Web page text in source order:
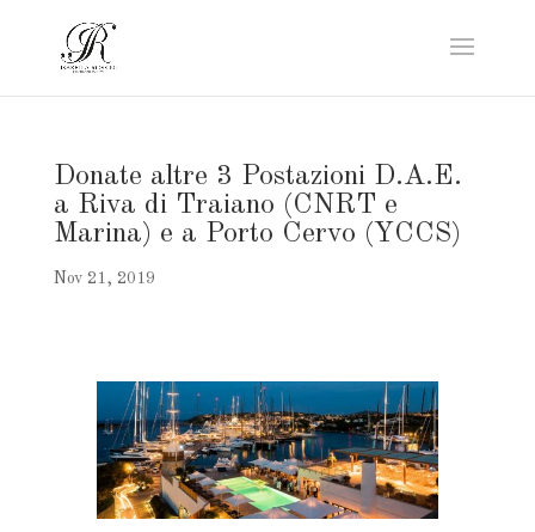
Donate altre 3 Postazioni D.A.E.
a Riva di Traiano (CNRT e
Marina) e a Porto Cervo (YCCS)
Nov 21, 2019